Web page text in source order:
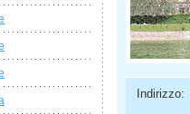
Indirizzo: